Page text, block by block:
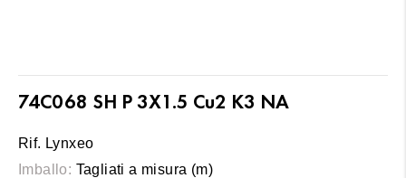
74C068 SH P 3X1.5 Cu2 K3 NA
Rif. Lynxeo
Imballo: Tagliati a misura (m)